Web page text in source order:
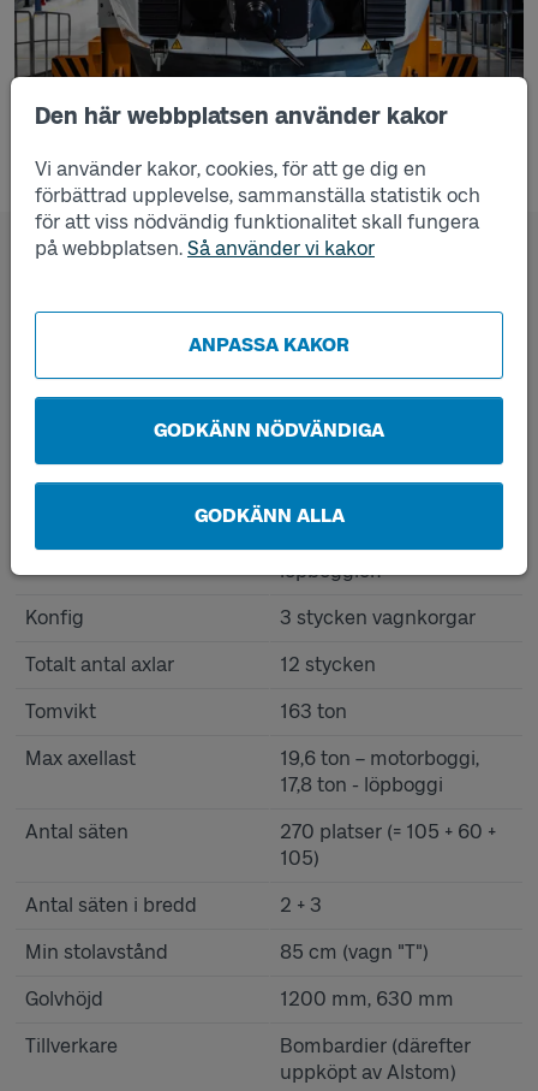
Den här webbplatsen använder kakor
Vi använder kakor, cookies, för att ge dig en
förbättrad upplevelse, sammanställa statistik och
för att viss nödvändig funktionalitet skall fungera
på webbplatsen. Så använder vi kakor
ANPASSA KAKOR
GODKÄNN NÖDVÄNDIGA
GODKÄNN ALLA
Längd
27 100 + 26 500 + 27 100
= 80 700 mm
Korgbredd 3450 mm
Vagnbeteckning
6 boggier. DM1- och DM2-
ändvagnar med en
förarhytt, löpboggi och
motorboggi vardera.
T-vagn–mellanvagn, två
löpboggier.
Konfig 3 stycken vagnkorgar
Totalt antal axlar 12 stycken
Tomvikt 163 ton
Max axellast
19,6 ton – motorboggi,
17,8 ton - löpboggi
Antal säten
270 platser (= 105 + 60 +
105)
Antal säten i bredd 2 + 3
Min stolavstånd 85 cm (vagn "T")
Golvhöjd 1200 mm, 630 mm
Tillverkare
Bombardier (därefter
uppköpt av Alstom)